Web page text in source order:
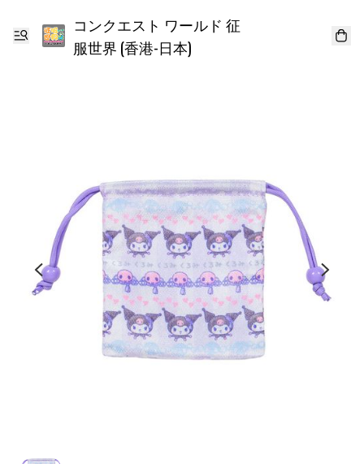
コンクエスト ワールド 征
服世界 (香港-日本)